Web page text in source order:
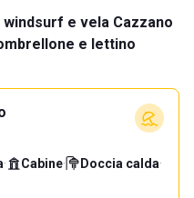
e vela Cazzano
e lettino
· Cabine· Doccia calda·